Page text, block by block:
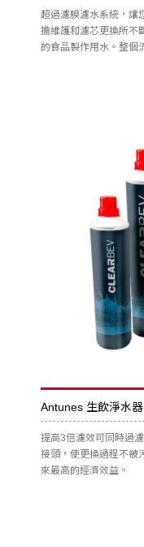
超過濾膜濾水系統，讓
擔維護和濾芯更換所不
的食品製作用水。整個
Antunes 生飲淨水
提高3倍濾效可同時過
接頭，使更換過程不被
來最高的經濟效益。